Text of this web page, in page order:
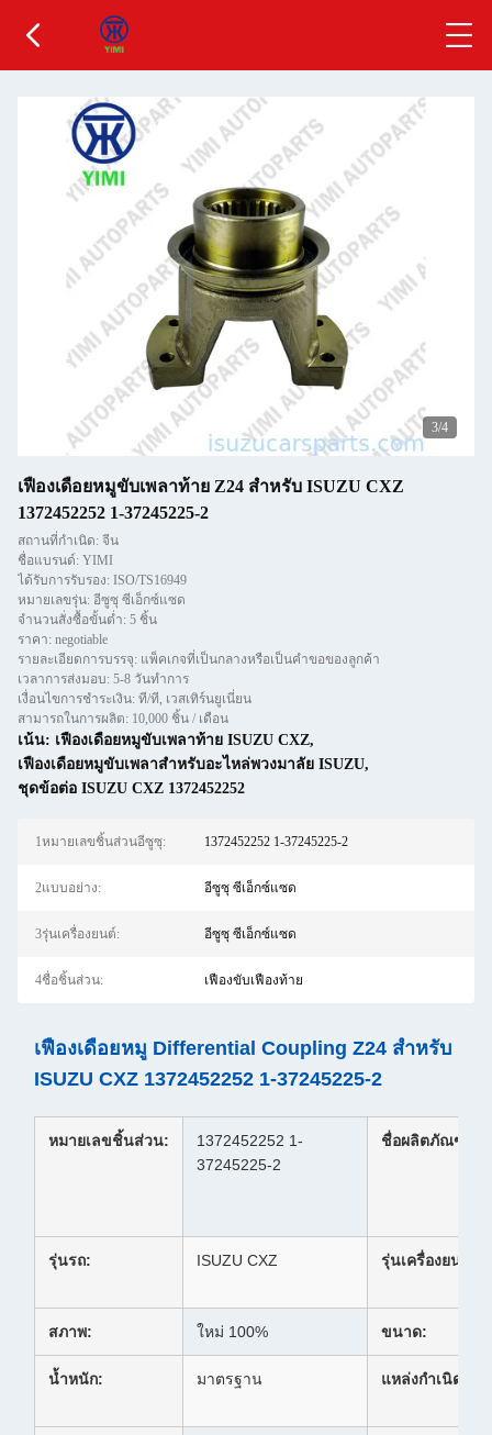
3/4
เฟืองเดือยหมูขับเพลาท้าย Z24 สำหรับ ISUZU CXZ
1372452252 1-37245225-2
สถานที่กำเนิด: จีน
ชื่อแบรนด์: YIMI
ได้รับการรับรอง: ISO/TS16949
หมายเลขรุ่น: อีซูซุ ซีเอ็กซ์แซด
จำนวนสั่งซื้อขั้นต่ำ: 5 ชิ้น
ราคา: negotiable
รายละเอียดการบรรจุ: แพ็คเกจที่เป็นกลางหรือเป็นคำขอของลูกค้า
เวลาการส่งมอบ: 5-8 วันทำการ
เงื่อนไขการชำระเงิน: ที/ที, เวสเทิร์นยูเนี่ยน
สามารถในการผลิต: 10,000 ชิ้น / เดือน
เน้น: เฟืองเดือยหมูขับเพลาท้าย ISUZU CXZ,
เฟืองเดือยหมูขับเพลาสำหรับอะไหล่พวงมาลัย ISUZU,
ชุดข้อต่อ ISUZU CXZ 1372452252
1หมายเลขชิ้นส่วนอีซูซุ: 1372452252 1-37245225-2
2แบบอย่าง: อีซูซุ ซีเอ็กซ์แซด
3รุ่นเครื่องยนต์: อีซูซุ ซีเอ็กซ์แซด
4ชื่อชิ้นส่วน: เฟืองขับเฟืองท้าย
เฟืองเดือยหมู Differential Coupling Z24 สำหรับ
ISUZU CXZ 1372452252 1-37245225-2
หมายเลขชิ้นส่วน:
1372452252 1-
37245225-2
ชื่อผลิตภัณฑ์:
รุ่นรถ: ISUZU CXZ รุ่นเครื่องยนต์:
สภาพ: ใหม่ 100% ขนาด:
น้ำหนัก: มาตรฐาน แหล่งกำเนิด: